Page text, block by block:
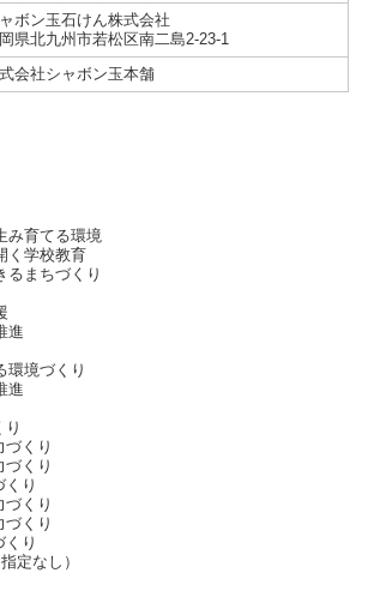
ボン玉石けん株式会社
県北九州市若松区南二島2-23-1
会社シャボン玉本舗
み育てる環境
く学校教育
るまちづくり
進
環境づくり
進
り
くり
くり
くり
くり
くり
くり
定なし）